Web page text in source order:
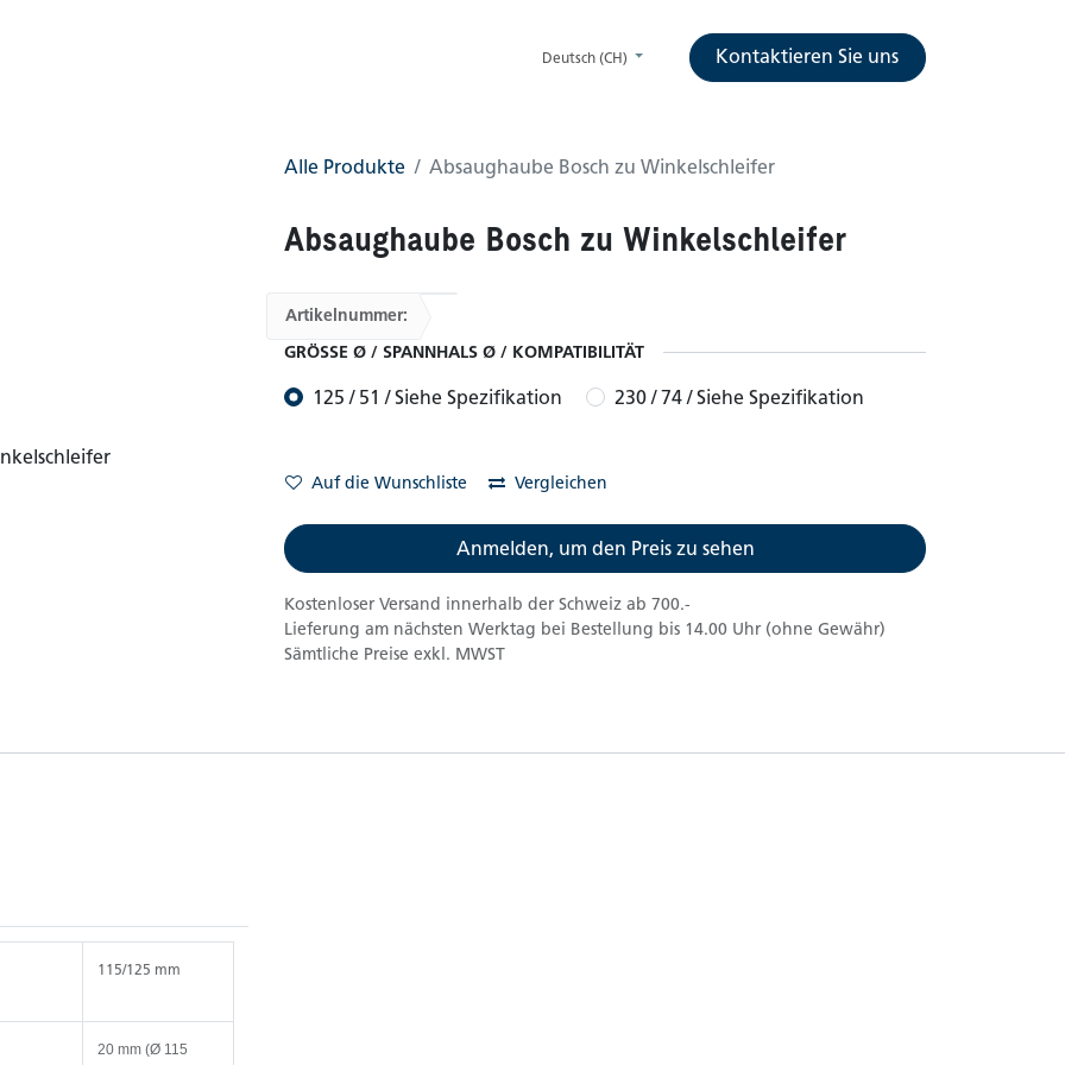
Deutsch (CH) Kontaktieren Sie uns
Alle Produkte Absaughaube Bosch zu Winkelschleifer
Absaughaube Bosch zu Winkelschleifer
Artikelnummer:
GRÖSSE Ø / SPANNHALS Ø / KOMPATIBILITÄT
125 / 51 / Siehe Spezifikation 230 / 74 / Siehe Spezifikation
Auf die Wunschliste Vergleichen
Anmelden, um den Preis zu sehen
Kostenloser Versand innerhalb der Schweiz ab 700.-
Lieferung am nächsten Werktag bei Bestellung bis 14.00 Uhr (ohne Gewähr)
Sämtliche Preise exkl. MWST
115/125 mm
20 mm (Ø 115